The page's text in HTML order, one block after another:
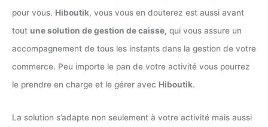
pour vous. Hiboutik, vous vous en douterez est aussi avant
tout une solution de gestion de caisse, qui vous assure un
accompagnement de tous les instants dans la gestion de votre
commerce. Peu importe le pan de votre activité vous pourrez
le prendre en charge et le gérer avec Hiboutik.
La solution s’adapte non seulement à votre activité mais aussi